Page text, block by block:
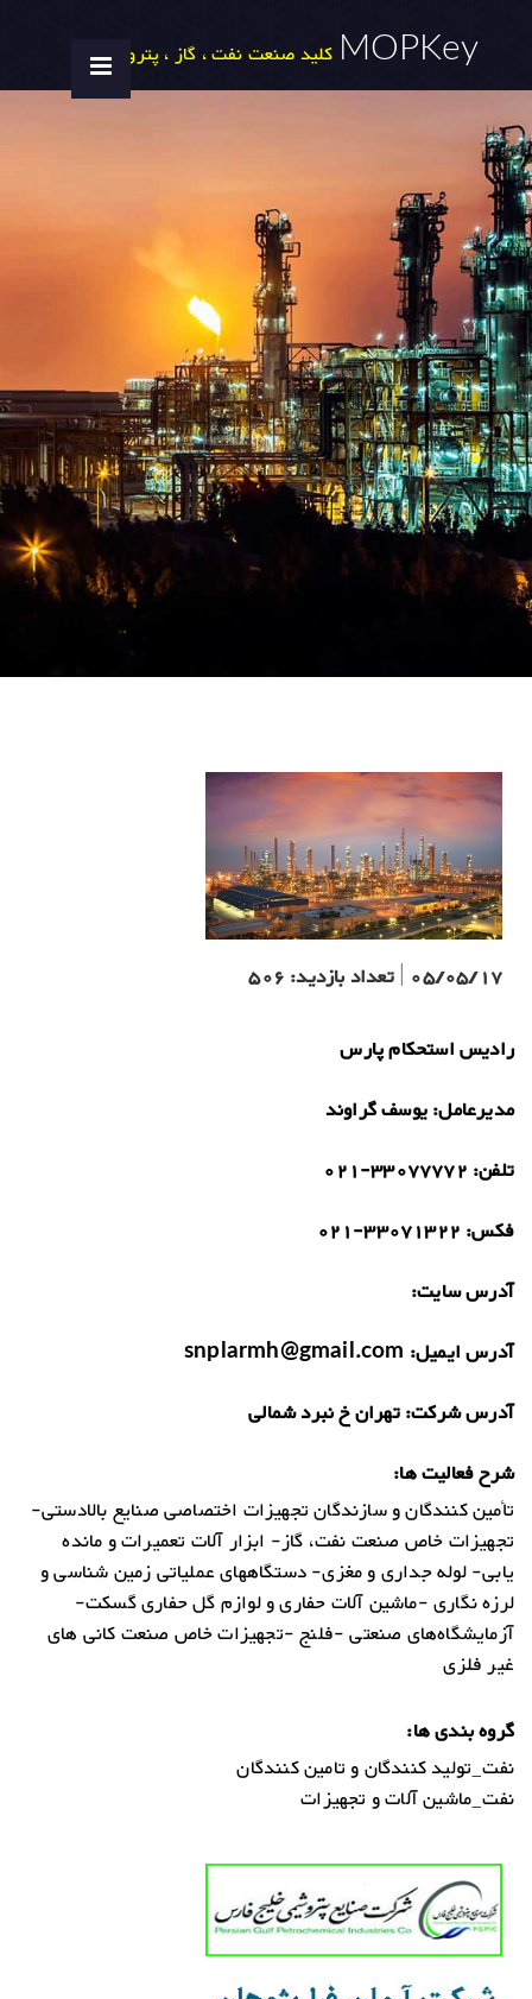
MOPKey کلید صنعت نفت ، گاز ، پتروشیمی
05/05/17
|تعداد بازدید: 506
رادیس استحکام پارس
مدیرعامل:یوسف گراوند
تلفن: 021-33077772
فکس: 021-33071322
آدرس سایت:
آدرس ایمیل: snplarmh@gmail.com
آدرس شرکت:تهران خ نبرد شمالی
شرح فعالیت ها:
تأمین کنندگان و سازندگان تجهیزات اختصاصی صنایع بالادستی-
تجهیزات خاص صنعت نفت، گاز- ابزار آلات تعمیرات و مانده
یابی- لوله جداری و مغزی- دستگاههای عملیاتی زمین شناسی و
لرزه نگاری -ماشین آلات حفاری و لوازم گل حفاری گسکت-
آزمایشگاه‌های صنعتی -فلنج -تجهیزات خاص صنعت کانی های
غیر فلزی
گروه بندی ها:
نفت_تولید کنندگان و تامین کنندگان
نفت_ماشین آلات و تجهیزات